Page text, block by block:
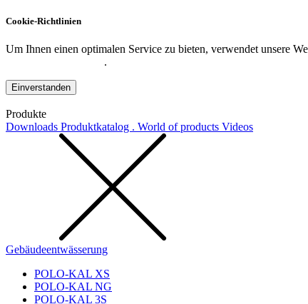
Cookie-Richtlinien
Um Ihnen einen optimalen Service zu bieten, verwendet unsere
.
Einverstanden
Produkte
Downloads Produktkatalog . World of products Videos
Gebäudeentwässerung
POLO-KAL XS
POLO-KAL NG
POLO-KAL 3S